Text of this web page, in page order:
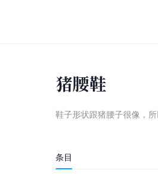
猪腰鞋
鞋子形状跟猪腰子很像，
条目